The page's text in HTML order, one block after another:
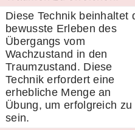
Diese Technik beinhaltet
bewusste Erleben des
Übergangs vom
Wachzustand in den
Traumzustand. Diese
Technik erfordert eine
erhebliche Menge an
Übung, um erfolgreich zu
sein.